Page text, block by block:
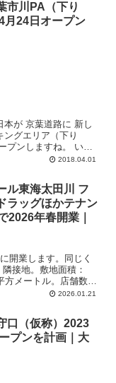
市川PA（下り
月24日オープン
グエリア（下り
ンしますね。 い
2018.04.01
ル東海太田川 フ
ラッグほかテナン
2026年春開業｜
開業します。同じく
接地。敷地面積：
方メートル。店舗数：
2026.01.21
口（仮称）2023
プンを計画｜大